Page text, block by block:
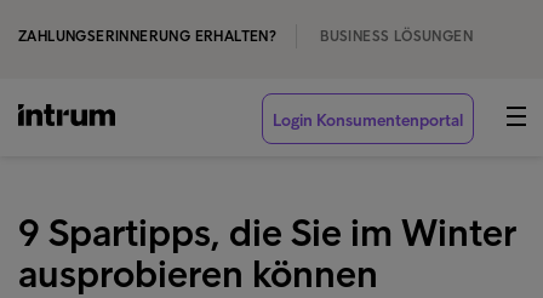
ZAHLUNGSERINNERUNG ERHALTEN? BUSINESS LÖSUNGEN
Login Konsumentenportal
9 Spartipps, die Sie im Winter
ausprobieren können